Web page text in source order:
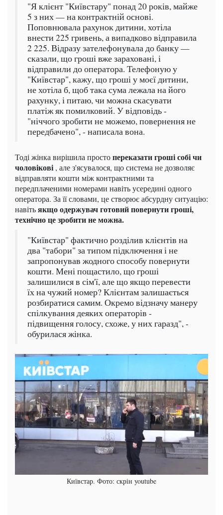
"Я клієнт "Київстару" понад 20 років, майже
5 з них — на контрактній основі.
Поповнювала рахунок дитини, хотіла
внести 225 гривень, а випадково відправила
2 225. Відразу зателефонувала до банку —
сказали, що гроші вже зараховані, і
відправили до оператора. Телефоную у
"Київстар", кажу, що гроші у моєї дитини,
не хотіла б, щоб така сума лежала на його
рахунку, і питаю, чи можна скасувати
платіж як помилковий. У відповідь -
"ніччого зробити не можемо, повернення не
передбачено", - написала вона.
Тоді жінка вирішила простопереказати гроші собі чи
чоловікові, але з'ясувалося, що система не дозволяє
відправляти кошти між контрактними та
передплаченими номерами навіть усередині одного
оператора. За її словами, це створює абсурдну ситуацію:
навітьякщо одержувач готовий повернути гроші,
технічно це зробити не можна.
"Київстар" фактично розділив клієнтів на
два "табори" за типом підключення і не
запропонував жодного способу повернути
кошти. Мені пощастило, що гроші
залишилися в сім'ї, але що якщо перевести
їх на чужий номер? Клієнтам залишається
розбиратися самим. Окремо відзначу манеру
спілкування деяких операторів -
підвищення голосу, схоже, у них гаразд", -
обурилася жінка.
Київстар. Фото: скрін youtube